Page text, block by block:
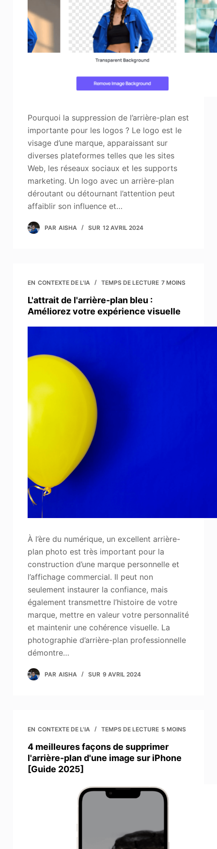
Améliorateur de photos
Image Recopyright
Pourquoi la suppression de l’arrière-plan est
importante pour les logos ? Le logo est le
visage d’une marque, apparaissant sur
diverses plateformes telles que les sites
Web, les réseaux sociaux et les supports
marketing. Un logo avec un arrière-plan
déroutant ou détournant l’attention peut
affaiblir son influence et…
PAR AISHA SUR 12 AVRIL 2024
EN CONTEXTE DE L'IA TEMPS DE LECTURE 7 MOINS
L'attrait de l'arrière-plan bleu :
Améliorez votre expérience visuelle
À l’ère du numérique, un excellent arrière-
plan photo est très important pour la
construction d’une marque personnelle et
l’affichage commercial. Il peut non
seulement instaurer la confiance, mais
également transmettre l’histoire de votre
marque, mettre en valeur votre personnalité
et maintenir une cohérence visuelle. La
photographie d’arrière-plan professionnelle
démontre…
PAR AISHA SUR 9 AVRIL 2024
EN CONTEXTE DE L'IA TEMPS DE LECTURE 5 MOINS
4 meilleures façons de supprimer
l'arrière-plan d'une image sur iPhone
[Guide 2025]